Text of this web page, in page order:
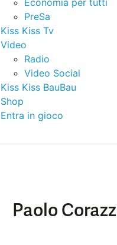
Economia per tutti
PreSa
Kiss Kiss Tv
Video
Radio
Video Social
Kiss Kiss BauBau
Shop
Entra in gioco
Paolo